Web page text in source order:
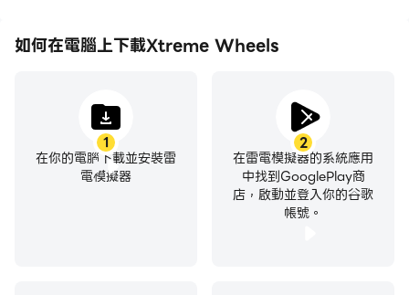
如何在電腦上下載Xtreme Wheels
1
在你的電腦下載並安裝雷
電模擬器
2
在雷電模擬器的系統應用
中找到GooglePlay商
店，啟動並登入你的谷歌
帳號。